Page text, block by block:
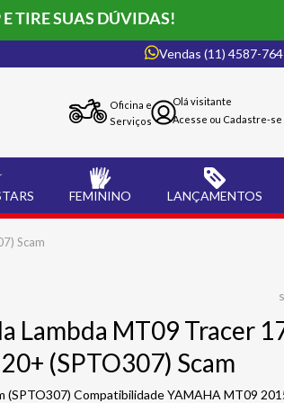
TIRE SUAS DÚVIDAS!
Vendas (11) 4587-
Oficina e
Serviços
FEMININO LANÇAMENTOS
Scam
Lambda MT09 Tracer
(SPTO307) Scam
(SPTO307) Compatibilidade YAMAHA MT09